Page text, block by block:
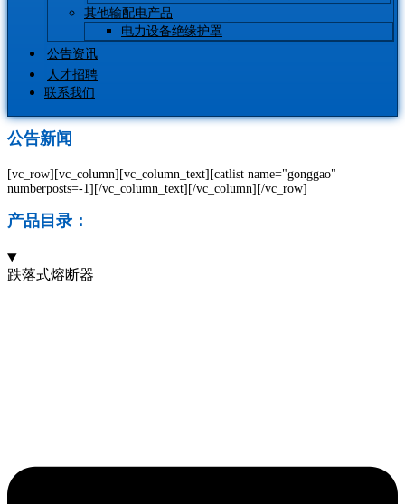
其他输配电产品
电力设备绝缘护罩
公告资讯
人才招聘
联系我们
公告新闻
[vc_row][vc_column][vc_column_text][catlist name="gonggao"
numberposts=-1][/vc_column_text][/vc_column][/vc_row]
产品目录：
跌落式熔断器